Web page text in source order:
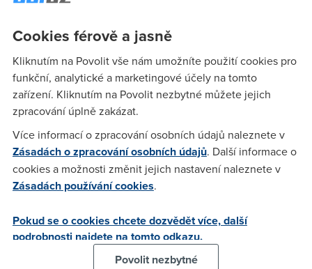
Bože bože, už jen ta první věta: "I levnější počítače jsou
dnes osazeny nesrovnatelně výkonnějším hardwarem než
drahé stroje z minulých let." Ano ano, to je pravda, dřív stála
"dvacku" :-) Tomu se holt říká vývoj :-)
Jindra(15.12.2007 20:33:31)
bylo cca 30 výplat. Proto dnes nikdo na PC nešetří a
nedokupuje si všechno postupně, ale každý chce komplet
vybavený PC s LCD, kopírkou, webkamerou a ihned si
Cookies férově a jasně
Kliknutím na Povolit vše nám umožníte použití cookies pro
funkční, analytické a marketingové účely na tomto
zařízení. Kliknutím na Povolit nezbytné můžete jejich
zpracování úplně zakázat.
Více informací o zpracování osobních údajů naleznete v
Zásadách o zpracování osobních údajů. Další informace o
cookies a možnosti změnit jejich nastavení naleznete v
Zásadách používání cookies.
Pokud se o cookies chcete dozvědět více, další
podrobnosti najdete na tomto odkazu.
Povolit nezbytné